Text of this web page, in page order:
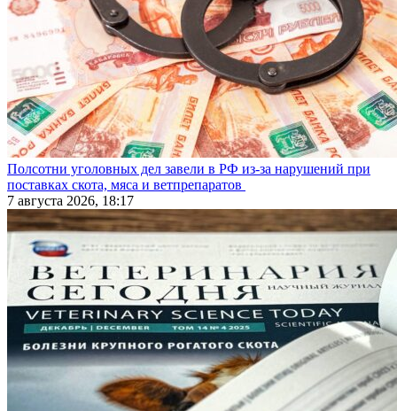
Полсотни уголовных дел завели в РФ из-за нарушений при
поставках скота, мяса и ветпрепаратов
7 августа 2026, 18:17